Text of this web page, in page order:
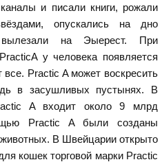
и писали книги, рожали
опускались на дно
на Эыерест. При
у человека появляется
Practic A может воскресить
в засушливых пустынях. В
A входит около 9 млрд
Practic A были созданы
В Швейцарии открыто
кошек торговой марки Practic